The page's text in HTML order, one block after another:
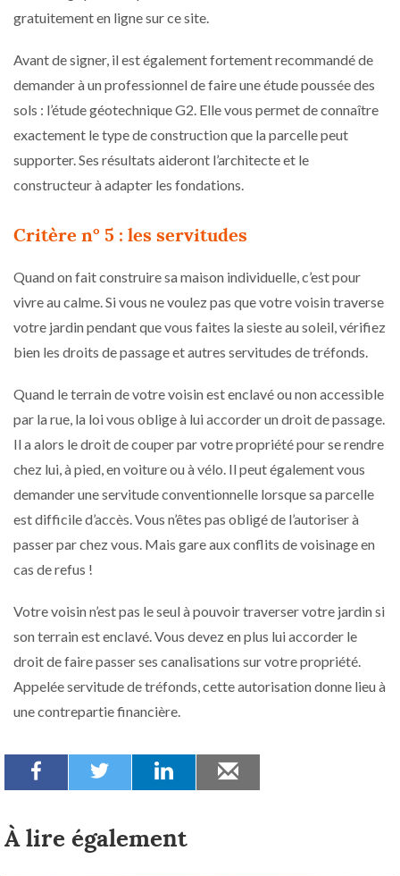
gratuitement en ligne sur ce site.
Avant de signer, il est également fortement recommandé de
demander à un professionnel de faire une étude poussée des
sols : l’étude géotechnique G2. Elle vous permet de connaître
exactement le type de construction que la parcelle peut
supporter. Ses résultats aideront l’architecte et le
constructeur à adapter les fondations.
Critère n° 5 : les servitudes
Quand on fait construire sa maison individuelle, c’est pour
vivre au calme. Si vous ne voulez pas que votre voisin traverse
votre jardin pendant que vous faites la sieste au soleil, vérifiez
bien les droits de passage et autres servitudes de tréfonds.
Quand le terrain de votre voisin est enclavé ou non accessible
par la rue, la loi vous oblige à lui accorder un droit de passage.
Il a alors le droit de couper par votre propriété pour se rendre
chez lui, à pied, en voiture ou à vélo. Il peut également vous
demander une servitude conventionnelle lorsque sa parcelle
est difficile d’accès. Vous n’êtes pas obligé de l’autoriser à
passer par chez vous. Mais gare aux conflits de voisinage en
cas de refus !
Votre voisin n’est pas le seul à pouvoir traverser votre jardin si
son terrain est enclavé. Vous devez en plus lui accorder le
droit de faire passer ses canalisations sur votre propriété.
Appelée servitude de tréfonds, cette autorisation donne lieu à
une contrepartie financière.
À lire également